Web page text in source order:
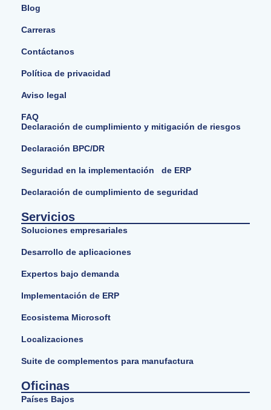
Blog
Carreras
Contáctanos
Política de privacidad
Aviso legal
FAQ
Declaración de cumplimiento y mitigación de riesgos
Declaración BPC/DR
Seguridad en la implementación de ERP
Declaración de cumplimiento de seguridad
Servicios
Soluciones empresariales
Desarrollo de aplicaciones
Expertos bajo demanda
Implementación de ERP
Ecosistema Microsoft
Localizaciones
Suite de complementos para manufactura
Oficinas
Países Bajos